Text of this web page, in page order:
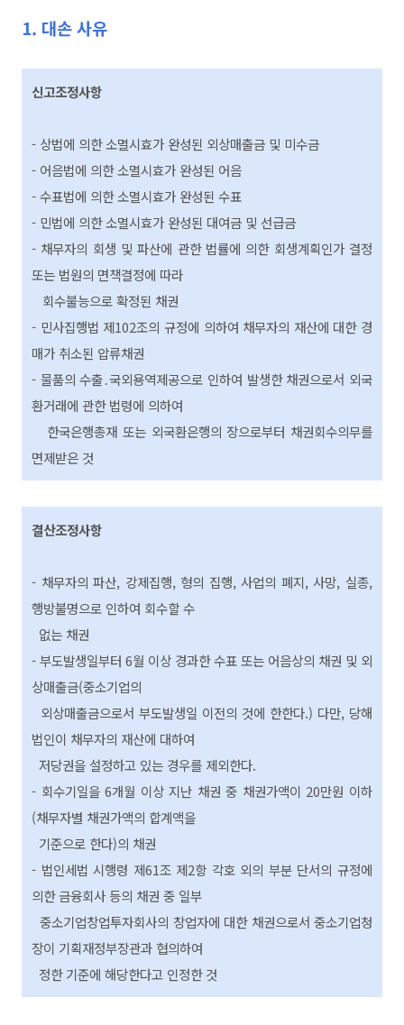
1. 대손 사유
신고조정사항
- 상법에 의한 소멸시효가 완성된 외상매출금 및 미수금
- 어음법에 의한 소멸시효가 완성된 어음
- 수표법에 의한 소멸시효가 완성된 수표
- 민법에 의한 소멸시효가 완성된 대여금 및 선급금
- 채무자의 회생 및 파산에 관한 법률에 의한 회생계획인가 결정
또는 법원의 면책결정에 따라
회수불능으로 확정된 채권
- 민사집행법 제102조의 규정에 의하여 채무자의 재산에 대한 경
매가 취소된 압류채권
- 물품의 수출․국외용역제공으로 인하여 발생한 채권으로서 외국
환거래에 관한 법령에 의하여
한국은행총재 또는 외국환은행의 장으로부터 채권회수의무를
면제받은 것
결산조정사항
- 채무자의 파산, 강제집행, 형의 집행, 사업의 폐지, 사망, 실종,
행방불명으로 인하여 회수할 수
없는 채권
- 부도발생일부터 6월 이상 경과한 수표 또는 어음상의 채권 및 외
상매출금(중소기업의
외상매출금으로서 부도발생일 이전의 것에 한한다.) 다만, 당해
법인이 채무자의 재산에 대하여
저당권을 설정하고 있는 경우를 제외한다.
- 회수기일을 6개월 이상 지난 채권 중 채권가액이 20만원 이하
(채무자별 채권가액의 합계액을
기준으로 한다)의 채권
- 법인세법 시행령 제61조 제2항 각호 외의 부분 단서의 규정에
의한 금융회사 등의 채권 중 일부
중소기업창업투자회사의 창업자에 대한 채권으로서 중소기업청
장이 기획재정부장관과 협의하여
정한 기준에 해당한다고 인정한 것